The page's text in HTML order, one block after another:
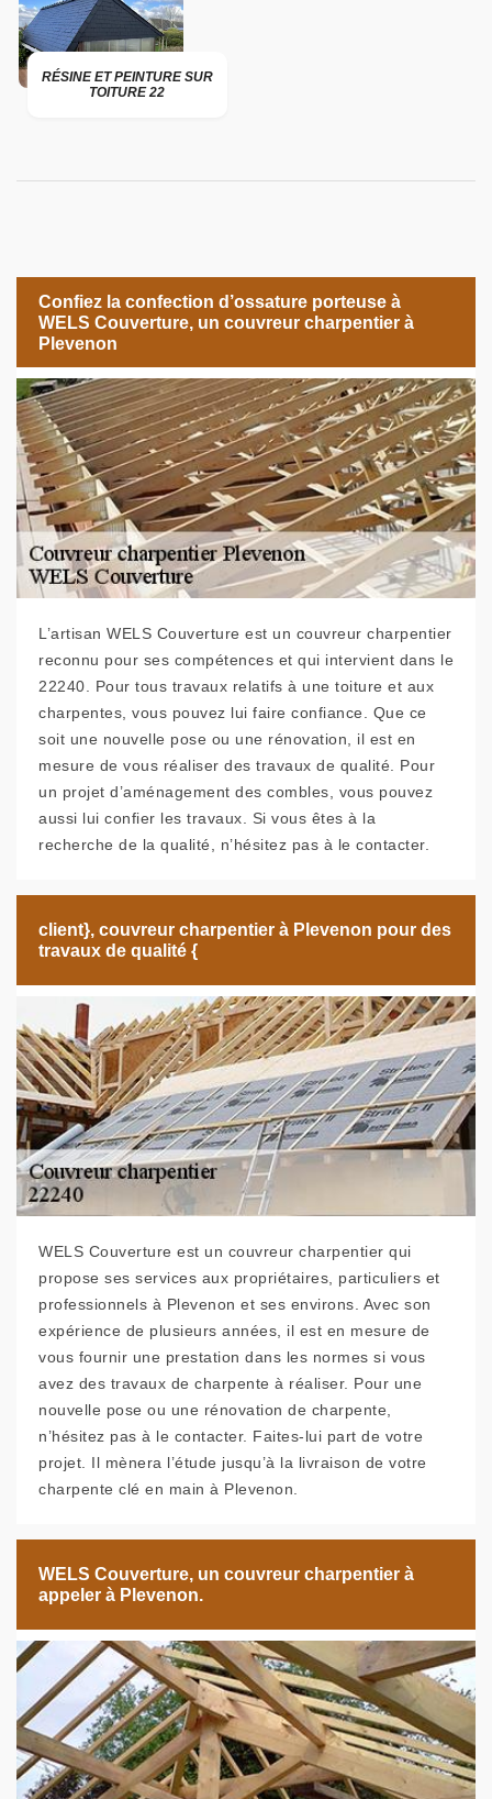
RÉSINE ET PEINTURE SUR
TOITURE 22
Confiez la confection d’ossature porteuse à
WELS Couverture, un couvreur charpentier à
Plevenon
L’artisan WELS Couverture est un couvreur charpentier
reconnu pour ses compétences et qui intervient dans le
22240. Pour tous travaux relatifs à une toiture et aux
charpentes, vous pouvez lui faire confiance. Que ce
soit une nouvelle pose ou une rénovation, il est en
mesure de vous réaliser des travaux de qualité. Pour
un projet d’aménagement des combles, vous pouvez
aussi lui confier les travaux. Si vous êtes à la
recherche de la qualité, n’hésitez pas à le contacter.
client}, couvreur charpentier à Plevenon pour des
travaux de qualité {
WELS Couverture est un couvreur charpentier qui
propose ses services aux propriétaires, particuliers et
professionnels à Plevenon et ses environs. Avec son
expérience de plusieurs années, il est en mesure de
vous fournir une prestation dans les normes si vous
avez des travaux de charpente à réaliser. Pour une
nouvelle pose ou une rénovation de charpente,
n’hésitez pas à le contacter. Faites-lui part de votre
projet. Il mènera l’étude jusqu’à la livraison de votre
charpente clé en main à Plevenon.
WELS Couverture, un couvreur charpentier à
appeler à Plevenon.